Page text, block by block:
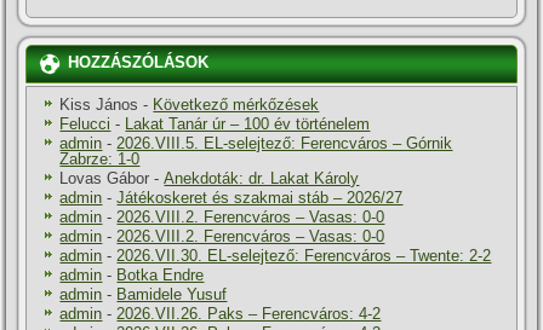
HOZZÁSZÓLÁSOK
Kiss János - Következő mérkőzések
Felucci - Lakat Tanár úr – 100 év történelem
admin -2026.VIII.5. EL-selejtező: Ferencváros – Górnik
Zabrze: 1-0
Lovas Gábor -Anekdoták: dr. Lakat Károly
admin -Játékoskeret és szakmai stáb – 2026/27
admin -2026.VIII.2. Ferencváros – Vasas: 0-0
admin -2026.VIII.2. Ferencváros – Vasas: 0-0
admin -2026.VII.30. EL-selejtező: Ferencváros – Twente: 2-2
admin - Botka Endre
admin - Bamidele Yusuf
admin -2026.VII.26. Paks – Ferencváros: 4-2